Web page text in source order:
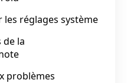
réglages système
la
problèmes